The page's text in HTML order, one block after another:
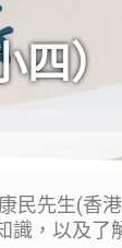
）
先生(香
，以及了